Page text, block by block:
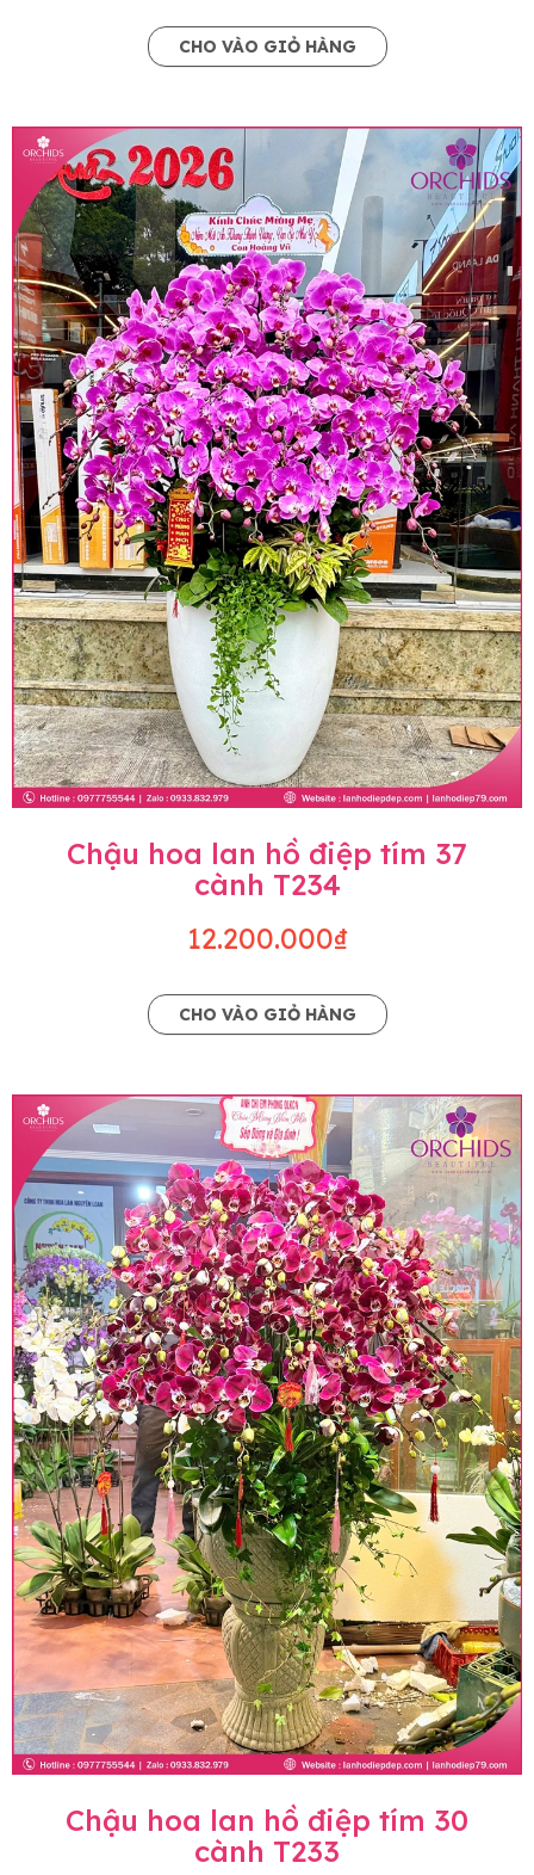
CHO VÀO GIỎ HÀNG
Chậu hoa lan hồ điệp tím 37
cành T234
12.200.000₫
CHO VÀO GIỎ HÀNG
Chậu hoa lan hồ điệp tím 30
cành T233